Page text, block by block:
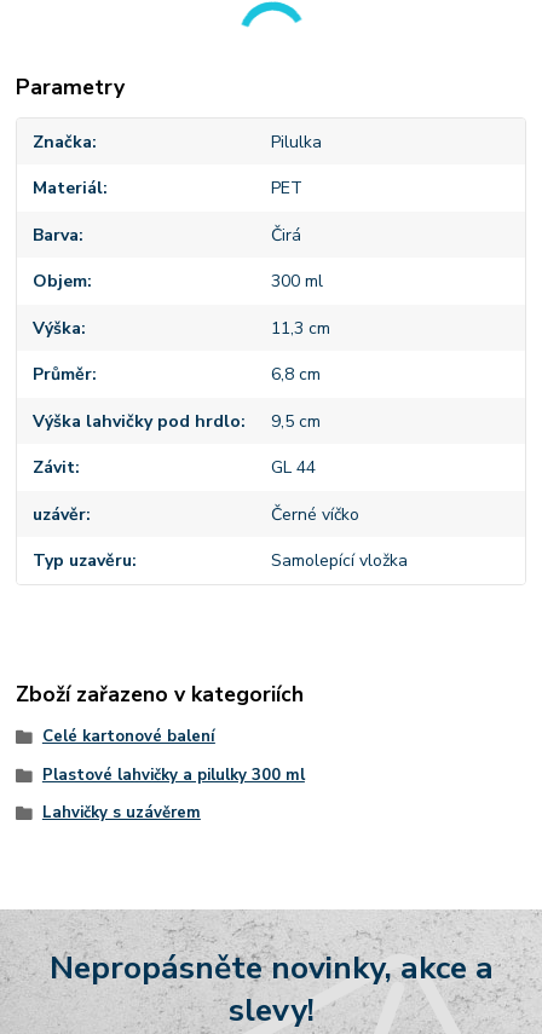
Parametry
Značka Pilulka
Materiál PET
Barva Čirá
Objem 300 ml
Výška 11,3 cm
Průměr 6,8 cm
Výška lahvičky pod hrdlo 9,5 cm
Závit GL 44
uzávěr Černé víčko
Typ uzavěru Samolepící vložka
Zboží zařazeno v kategoriích
Celé kartonové balení
Plastové lahvičky a pilulky 300 ml
Lahvičky s uzávěrem
Nepropásněte novinky, akce a
slevy!